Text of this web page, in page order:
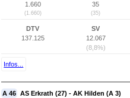
1.660
(1.660)
35
(35)
DTV
137.125
SV
12.067
(8,8%)
Infos...
A 46 AS Erkrath (27) - AK Hilden (A 3)